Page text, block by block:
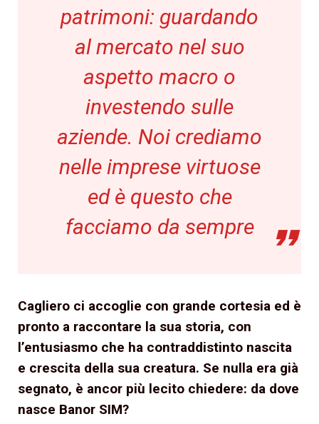
patrimoni: guardando
al mercato nel suo
aspetto macro o
investendo sulle
aziende. Noi crediamo
nelle imprese virtuose
ed è questo che
facciamo da sempre
Cagliero ci accoglie con grande cortesia ed è
pronto a raccontare la sua storia, con
l’entusiasmo che ha contraddistinto nascita
e crescita della sua creatura. Se nulla era già
segnato, è ancor più lecito chiedere: da dove
nasce Banor SIM?